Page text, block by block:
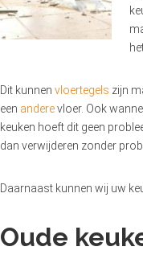
Dit kunnen vloertegels zijn
een anderevloer. Ook
keuken hoeft dit geen
dan verwijderen zonder
Daarnaast kunnen wij uw
Oude